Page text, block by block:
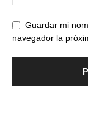
Guardar mi
navegador la